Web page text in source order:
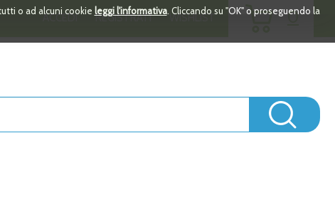
o ad alcuni cookie leggi l'informativa. Cliccando su "OK" o proseguendo la
ACCEDI REGISTRATI WISHLIST 0
ARTICOLI